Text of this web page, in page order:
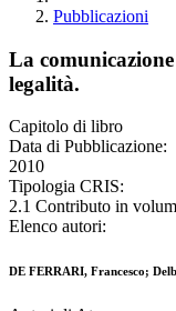
Pubblicazioni
La
legalità.
Capitolo di libro
Data di Pubblicazione:
2010
Tipologia CRIS:
2.1 Contributo in
Elenco autori:
DE FERRARI, Francesco;